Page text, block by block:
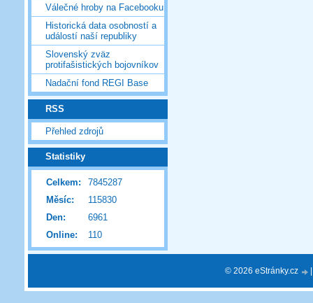
Válečné hroby na Facebooku
Historická data osobností a
událostí naší republiky
Slovenský zväz
protifašistických bojovníkov
Nadační fond REGI Base
RSS
Přehled zdrojů
Statistiky
Online: 110
Celkem:
7845287
Měsíc:
115830
Den:
6961
© 2026 eStránky.cz